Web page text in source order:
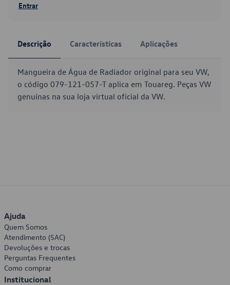
Entrar
Descrição Características Aplicações
Mangueira de Água de Radiador original para seu VW,
o código 079-121-057-T aplica em Touareg. Peças VW
genuínas na sua loja virtual oficial da VW.
Ajuda
Quem Somos
Atendimento (SAC)
Devoluções e trocas
Perguntas Frequentes
Como comprar
Institucional